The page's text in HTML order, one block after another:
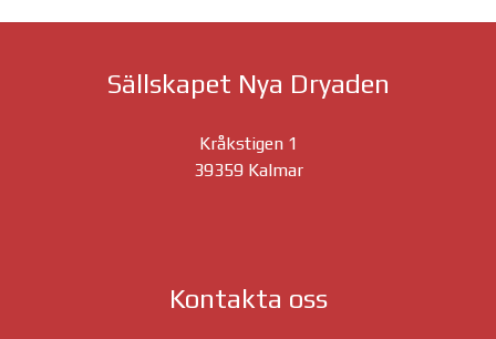
Sällskapet Nya Dryaden
Kråkstigen 1
39359 Kalmar
Kontakta oss